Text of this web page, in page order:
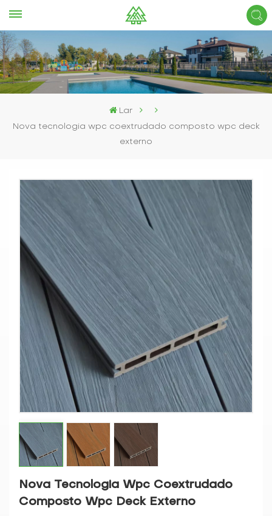
Lar
Nova tecnologia wpc coextrudado composto wpc deck
externo
Nova Tecnologia Wpc Coextrudado
Composto Wpc Deck Externo